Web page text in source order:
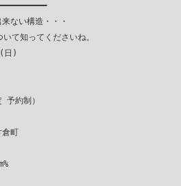
ない構造・・・
て知ってくださいね。
)
制）
倉町